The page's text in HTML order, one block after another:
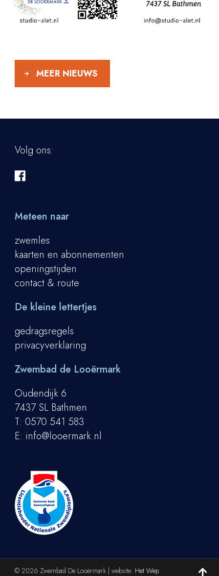
MEER NIEUWS
Volg ons:
Meteen naar
zwemles
kaarten en abonnementen
openingstijden
contact & route
De kleine lettertjes
gedragsregels
privacyverklaring
Zwembad de Looërmark
Oudendijk 6
7437 SL Bathmen
T: 0570 541 583
E: info@looermark.nl
© 2026 Zwembad De Looërmark | website: Het Wep